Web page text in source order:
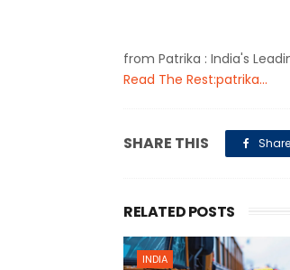
from Patrika : India's
Read The Rest:patrika...
SHARE THIS
RELATED POSTS
INDIA